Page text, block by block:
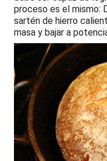
proceso es el mismo:
sartén de hierro
masa y bajar a